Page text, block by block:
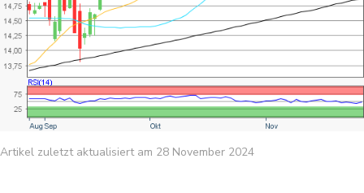
Artikel zuletzt aktualisiert am 28 November 2024